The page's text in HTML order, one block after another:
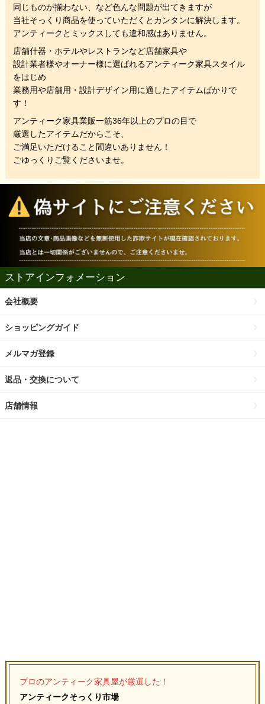
同じものが揃わない、 など色んな問題が出てきますが
当社そっくり商品を使っていただくと カンタンに解決します。
アンティークとミックスしても違和感はありません。
店舗什器・ホテルやレストランなど店舗家具や
設計業者様やオーナー様に選ばれるアンティーク家具スタイル
をはじめ
業務用や店舗用・設計デザイン用に適したアイテムばかりで
す！
アンティーク家具業販一筋36年以上のプロの目で
厳選したアイテムだからこそ、
ご満足いただけること間違いありません！
ごゆっくりご覧くださいませ。
ストアインフォメーション
会社概要
ショッピングガイド
メルマガ登録
返品・交換について
店舗情報
プロのアンティーク家具屋が厳選した！
アンティークそっくり市場